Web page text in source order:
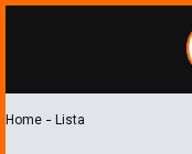
Home - Lista